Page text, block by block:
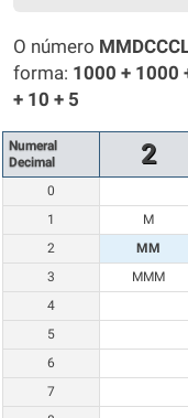
O número
forma: 1000 + 1000
+ 10 + 5
Numeral
Decimal
2
0
1
M
2
MM
3
MMM
4
5
6
7